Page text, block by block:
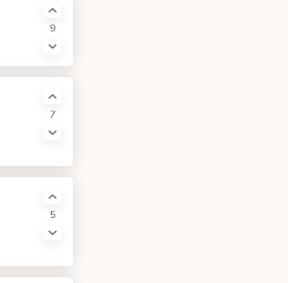
9
7
5